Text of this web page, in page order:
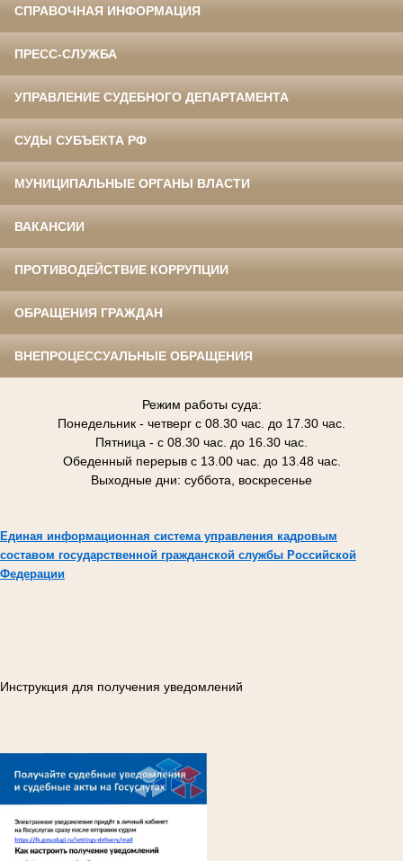
СПРАВОЧНАЯ ИНФОРМАЦИЯ
ПРЕСС-СЛУЖБА
УПРАВЛЕНИЕ СУДЕБНОГО ДЕПАРТАМЕНТА
СУДЫ СУБЪЕКТА РФ
МУНИЦИПАЛЬНЫЕ ОРГАНЫ ВЛАСТИ
ВАКАНСИИ
ПРОТИВОДЕЙСТВИЕ КОРРУПЦИИ
ОБРАЩЕНИЯ ГРАЖДАН
ВНЕПРОЦЕССУАЛЬНЫЕ ОБРАЩЕНИЯ
Режим работы суда:
Понедельник - четверг с 08.30 час. до 17.30 час.
Пятница - с 08.30 час. до 16.30 час.
Обеденный перерыв с 13.00 час. до 13.48 час.
Выходные дни: суббота, воскресенье
Единая информационная система управления кадровым
составом государственной гражданской службы Российской
Федерации
Инструкция для получения уведомлений